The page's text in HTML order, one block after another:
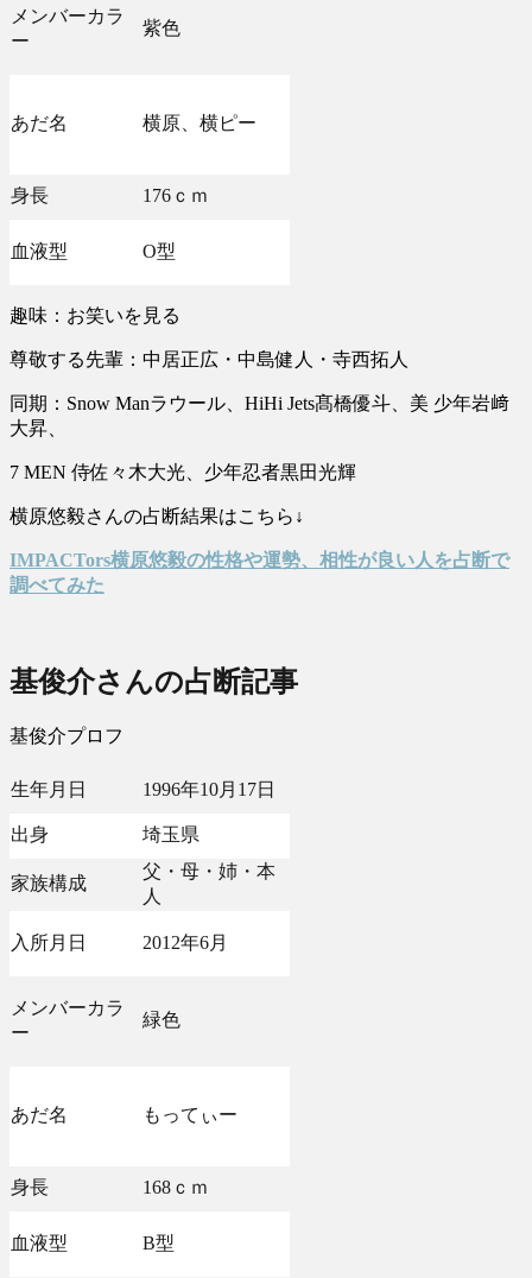
メンバーカラ
ー
紫色
あだ名 横原、横ピー
身長 176ｃｍ
血液型 O型
趣味：お笑いを見る
尊敬する先輩：中居正広・中島健人・寺西拓人
同期：Snow Manラウール、HiHi Jets髙橋優斗、美 少年岩﨑
大昇、
7 MEN 侍佐々木大光、少年忍者黒田光輝
横原悠毅さんの占断結果はこちら↓
IMPACTors横原悠毅の性格や運勢、相性が良い人を占断で
調べてみた
基俊介さんの占断記事
基俊介プロフ
生年月日 1996年10月17日
出身 埼玉県
家族構成
父・母・姉・本
人
入所月日 2012年6月
メンバーカラ
ー
緑色
あだ名 もってぃー
身長 168ｃｍ
血液型 B型